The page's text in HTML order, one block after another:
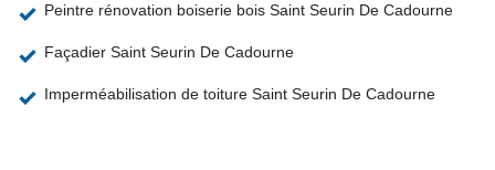
Peintre rénovation boiserie bois Saint Seurin De Cadourne
Façadier Saint Seurin De Cadourne
Imperméabilisation de toiture Saint Seurin De Cadourne